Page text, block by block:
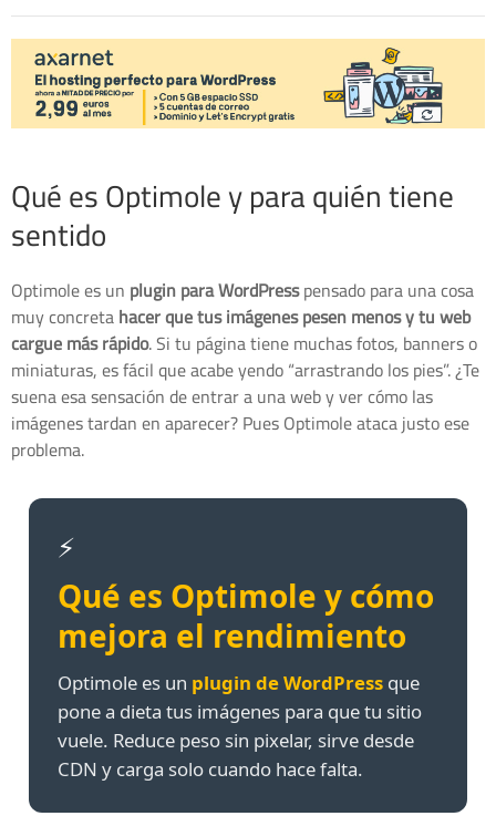
Qué es Optimole y para quién tiene
sentido
Optimole es un plugin para WordPresspensado para una cosa
muy concretahacer que tus imágenes pesen menos y tu web
cargue más rápido. Si tu página tiene muchas fotos, banners o
miniaturas, es fácil que acabe yendo “arrastrando los pies”. ¿Te
suena esa sensación de entrar a una web y ver cómo las
imágenes tardan en aparecer? Pues Optimole ataca justo ese
problema.
⚡
Qué es Optimole y cómo
mejora el rendimiento
Optimole es un plugin de WordPress que
pone a dieta tus imágenes para que tu sitio
vuele. Reduce peso sin pixelar, sirve desde
CDN y carga solo cuando hace falta.